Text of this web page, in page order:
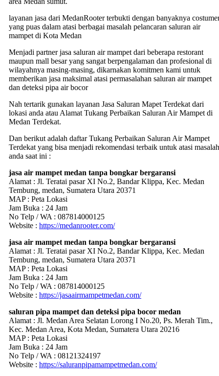
layanan jasa dari MedanRooter terbukti dengan banyaknya
yang puas dalam atasi berbagai masalah pelancaran saluran air
mampet di Kota Medan
Menjadi partner jasa saluran air mampet dari beberapa restorant
maupun mall besar yang sangat berpengalaman dan profesional di
wilayahnya masing-masing, dikarnakan komitmen kami untuk
memberikan jasa maksimal atasi permasalahan saluran air mampet
dan deteksi pipa air bocor
Nah tertarik gunakan layanan Jasa Saluran Mapet Terdekat dari
lokasi anda atau Alamat Tukang Perbaikan Saluran Air Mampet di
Medan Terdekat.
Dan berikut adalah daftar Tukang Perbaikan Saluran Air Mampet
Terdekat yang bisa menjadi rekomendasi terbaik untuk atasi masalah
anda saat ini :
jasa air mampet medan tanpa bongkar bergaransi
Alamat : Jl. Teratai pasar XI No.2, Bandar Klippa, Kec. Medan
Tembung, medan, Sumatera Utara 20371
MAP : Peta Lokasi
Jam Buka : 24 Jam
No Telp / WA : 087814000125
Website : https://medanrooter.com/
jasa air mampet medan tanpa bongkar bergaransi
Alamat : Jl. Teratai pasar XI No.2, Bandar Klippa, Kec. Medan
Tembung, medan, Sumatera Utara 20371
MAP : Peta Lokasi
Jam Buka : 24 Jam
No Telp / WA : 087814000125
Website : https://jasaairmampetmedan.com/
saluran pipa mampet dan deteksi pipa bocor medan
Alamat : Jl. Medan Area Selatan Lorong I No.20, Ps. Merah Tim.,
Kec. Medan Area, Kota Medan, Sumatera Utara 20216
MAP : Peta Lokasi
Jam Buka : 24 Jam
No Telp / WA : 08121324197
Website : https://saluranpipamampetmedan.com/